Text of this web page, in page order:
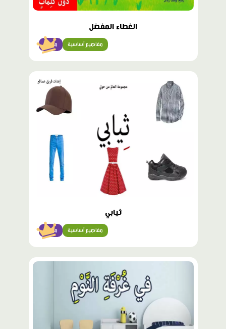
الغطاء المفضل
مبتدئ مفاهيم أساسية
محتوى
مميّز
ثيابي
مبتدئ مفاهيم أساسية
محتوى